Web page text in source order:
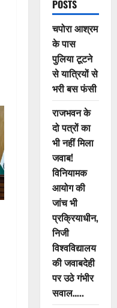
POSTS
चपोरा आश्रम
के पास
पुलिया टूटने
से यात्रियों से
भरी बस फंसी
राजभवन के
दो पत्रों का
भी नहीं मिला
जवाब!
विनियामक
आयोग की
जांच भी
प्रक्रियाधीन,
निजी
विश्वविद्यालय
की जवाबदेही
पर उठे गंभीर
सवाल…..